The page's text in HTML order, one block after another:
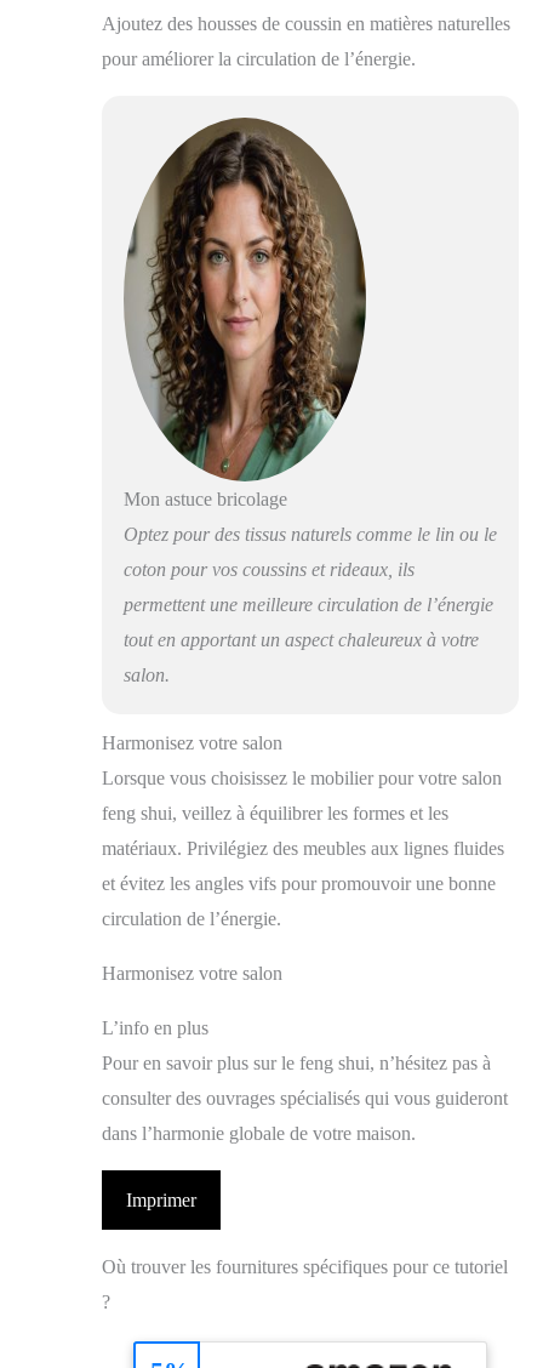
Ajoutez des housses de coussin en matières naturelles
pour améliorer la circulation de l’énergie.
Mon astuce bricolage
Optez pour des tissus naturels comme le lin ou le
coton pour vos coussins et rideaux, ils
permettent une meilleure circulation de l’énergie
tout en apportant un aspect chaleureux à votre
salon.
Harmonisez votre salon
Lorsque vous choisissez le mobilier pour votre salon
feng shui, veillez à équilibrer les formes et les
matériaux. Privilégiez des meubles aux lignes fluides
et évitez les angles vifs pour promouvoir une bonne
circulation de l’énergie.
Harmonisez votre salon
L’info en plus
Pour en savoir plus sur le feng shui, n’hésitez pas à
consulter des ouvrages spécialisés qui vous guideront
dans l’harmonie globale de votre maison.
Imprimer
Où trouver les fournitures spécifiques pour ce tutoriel
?